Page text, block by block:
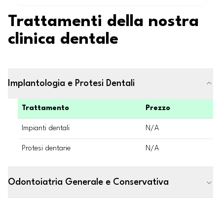
Trattamenti della nostra
clinica dentale
Implantologia e Protesi Dentali
Trattamento Prezzo
Impianti dentali N/A
Protesi dentarie N/A
Odontoiatria Generale e Conservativa